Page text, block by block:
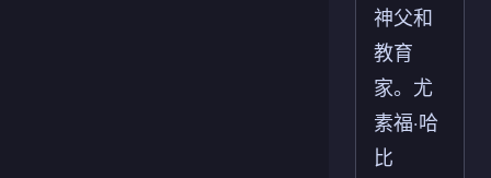
神父和
教育
家。尤
素福·哈
比